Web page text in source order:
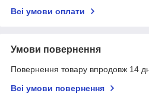
Всі умови оплати
Умови повернення
Повернення товару впродовж 14
Всі умови повернення